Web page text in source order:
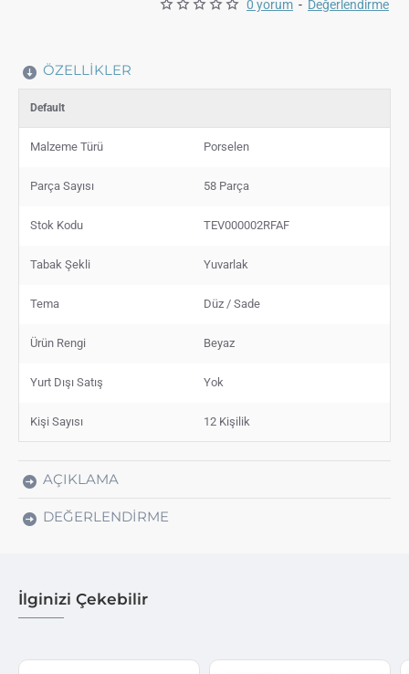
0 yorum - Değerlendirme
ÖZELLIKLER
Default
Malzeme Türü Porselen
Parça Sayısı 58 Parça
Stok Kodu TEV000002RFAF
Tabak Şekli Yuvarlak
Tema Düz / Sade
Ürün Rengi Beyaz
Yurt Dışı Satış Yok
Kişi Sayısı 12 Kişilik
AÇIKLAMA
DEĞERLENDIRME
İlginizi Çekebilir